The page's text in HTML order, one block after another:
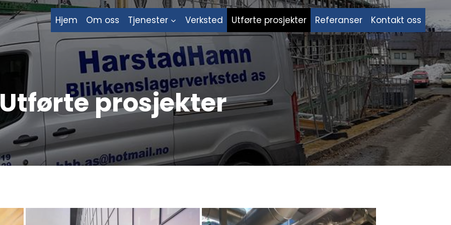
Hjem Om oss Tjenester Verksted Utførte prosjekter Referanser Kontakt oss
Utførte prosjekter